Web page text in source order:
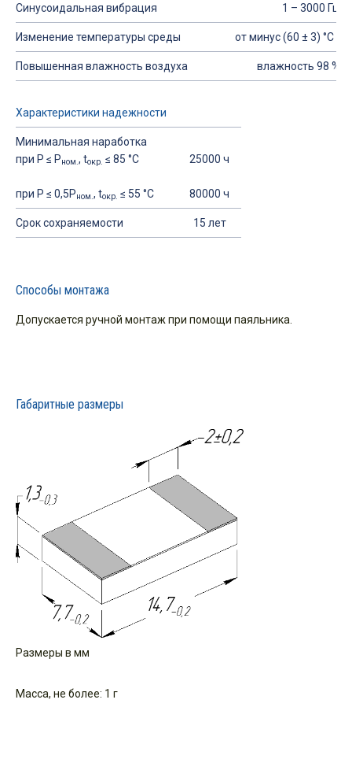
Синусоидальная вибрация 1 – 3000 Гц;
Изменение температуры среды от минус (60 ± 3) °С до
Повышенная влажность воздуха влажность 98 %
Характеристики надежности
Минимальная наработка
при Р ≤ Рном., tокр. ≤ 85 °С
при Р ≤ 0,5Рном., tокр. ≤ 55 °С
25000 ч
80000 ч
Срок сохраняемости 15 лет
Способы монтажа
Допускается ручной монтаж при помощи паяльника.
Габаритные размеры
Размеры в мм
Масса, не более: 1 г